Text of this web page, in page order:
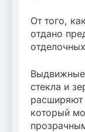
От того,
отдано
Выдвижные
стекла и
расширяют
который